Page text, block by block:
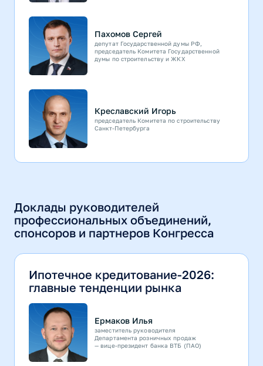
Пахомов Сергей
депутат Государственной думы РФ,
председатель Комитета Государственной
думы по строительству и ЖКХ
Креславский Игорь
председатель Комитета по строительству
Санкт-Петербурга
Доклады руководителей
профессиональных объединений,
спонсоров и партнеров Конгресса
Ипотечное кредитование-2026:
главные тенденции рынка
Ермаков Илья
заместитель руководителя
Департамента розничных продаж
— вице-президент банка ВТБ (ПАО)